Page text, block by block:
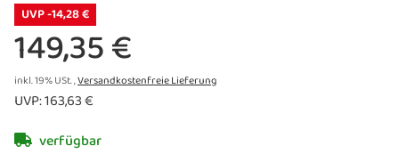
UVP -14,28 €
149,35 €
inkl. 19% USt. ,Versandkostenfreie Lieferung
UVP:163,63 €
verfügbar